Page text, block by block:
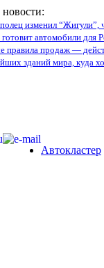
изменил “Жигули”,
автомобили для
прaвилa продаж —
зданий мира, куда
Автокластер